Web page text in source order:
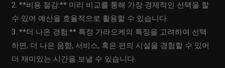
2. **비용 절감:** 미리 비교를 통해 가장 경제적인 선택을 할
수 있어 예산을 효율적으로 활용할 수 있습니다.
3. **더 나은 경험:** 특정 가라오케의 특징을 고려하여 선택
하면, 더 나은 음향, 서비스, 혹은 편의 시설을 경험할 수 있어
더 재미있는 시간을 보낼 수 있습니다.